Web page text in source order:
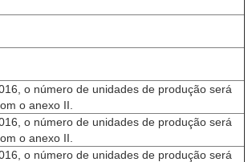
o número de unidades de produção será
o anexo II.
o número de unidades de produção será
o anexo II.
o número de unidades de produção será